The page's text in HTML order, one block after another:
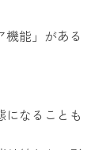
能」がある
なることも